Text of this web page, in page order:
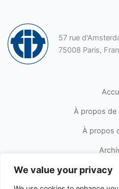
We value your privacy
57 rue
75008 Paris,
À propos de
À propos